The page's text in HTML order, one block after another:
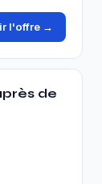
l'offre →
de